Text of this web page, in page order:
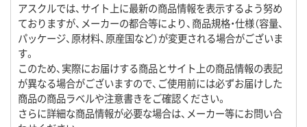
アスクルでは、サイト上に最新の商品情報を表示するよう努め
ておりますが、メーカーの都合等により、商品規格・仕様（容量、
パッケージ、原材料、原産国など）が変更される場合がございま
す。
このため、実際にお届けする商品とサイト上の商品情報の表記
が異なる場合がございますので、ご使用前には必ずお届けした
商品の商品ラベルや注意書きをご確認ください。
さらに詳細な商品情報が必要な場合は、メーカー等にお問い合